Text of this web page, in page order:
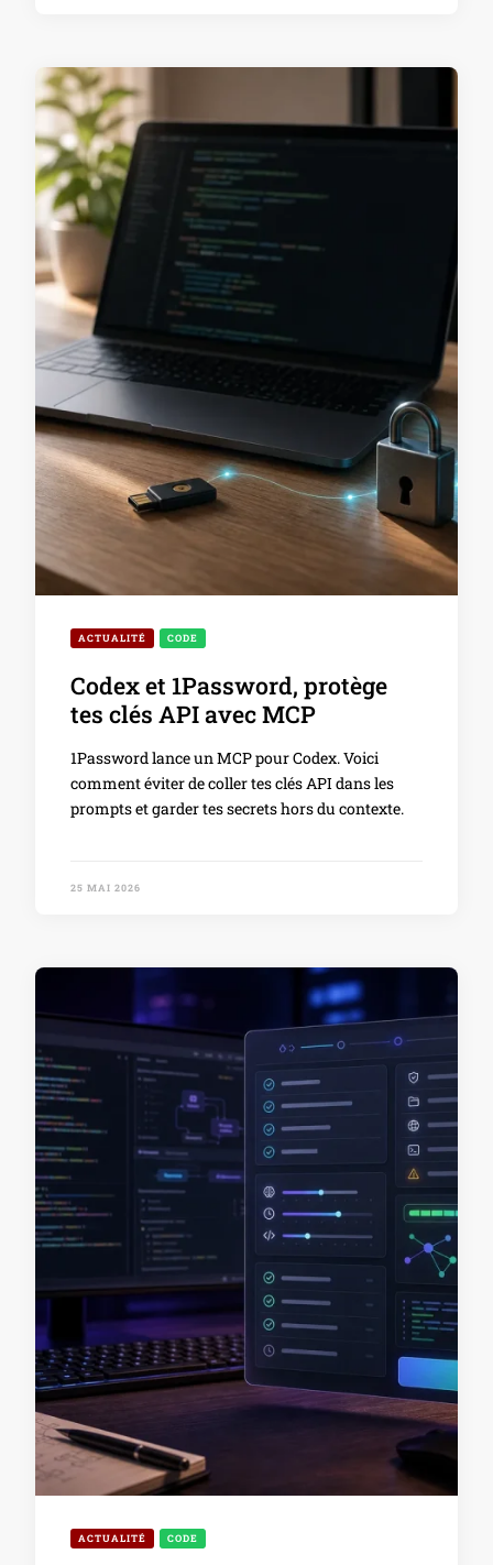
ACTUALITÉ CODE
Codex et 1Password, protège
tes clés API avec MCP
1Password lance un MCP pour Codex. Voici
comment éviter de coller tes clés API dans les
prompts et garder tes secrets hors du contexte.
25 MAI 2026
ACTUALITÉ CODE